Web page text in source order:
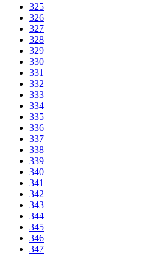
325
326
327
328
329
330
331
332
333
334
335
336
337
338
339
340
341
342
343
344
345
346
347